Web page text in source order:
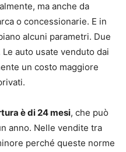
ma anche da
o concessionarie. E in
alcuni parametri. Due
Le auto usate venduto dai
un costo maggiore
è di 24 mesi, che può
anno. Nelle vendite tra
perché queste norme